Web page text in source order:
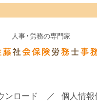
人事・労務の専門家
ンロード 個人情報